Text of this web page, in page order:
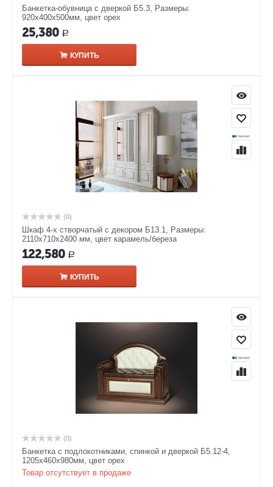
Банкетка-обувница с дверкой Б5.3, Размеры:
920х400х500мм, цвет орех
25,380 Р
КУПИТЬ
(0)
Шкаф 4-х створчатый с декором Б13.1, Размеры:
2110х710х2400 мм, цвет карамель/береза
122,580 Р
КУПИТЬ
(0)
Банкетка с подлокотниками, спинкой и дверкой Б5.12-4,
1205х460х980мм, цвет орех
Товар отсутствует в продаже